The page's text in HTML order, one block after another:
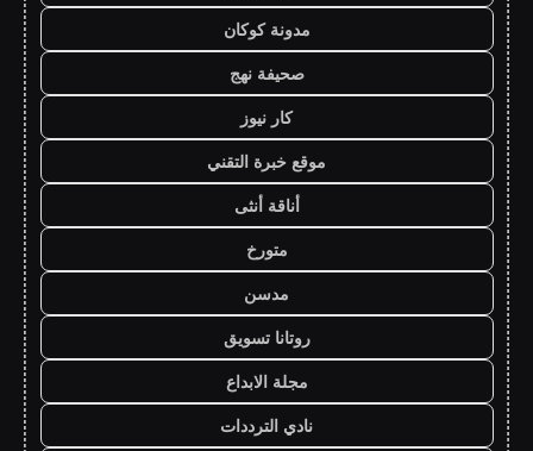
مدونة كوكان
صحيفة نهج
كار نيوز
موقع خبرة التقني
أناقة أنثى
متورخ
مدسن
روتانا تسويق
مجلة الابداع
نادي الترددات